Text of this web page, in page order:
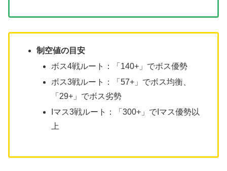
制空値の目安
ボス4戦ルート：「140+」でボス優勢
ボス3戦ルート：「57+」でボス均衡、
「29+」でボス劣勢
Iマス3戦ルート：「300+」でIマス優勢以
上